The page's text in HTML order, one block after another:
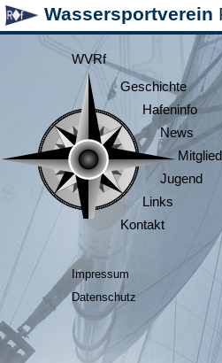
Wassersportverein
WVRf
Geschichte
Hafeninfo
News
Jugend
Links
Kontakt
Impressum
Datenschutz